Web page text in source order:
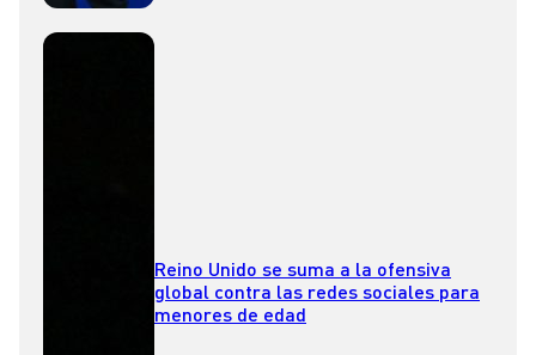
Reino Unido se suma a la ofensiva
global contra las redes sociales para
menores de edad